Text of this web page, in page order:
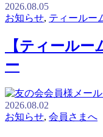
2026.08.05
お知らせ, ティールー
【ティール
ー
2026.08.02
お知らせ, 会員さまへ